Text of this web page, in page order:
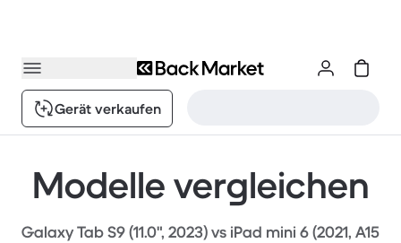
Gerät verkaufen
Modelle vergleichen
Galaxy Tab S9 (11.0", 2023) vs iPad mini 6 (2021, A15